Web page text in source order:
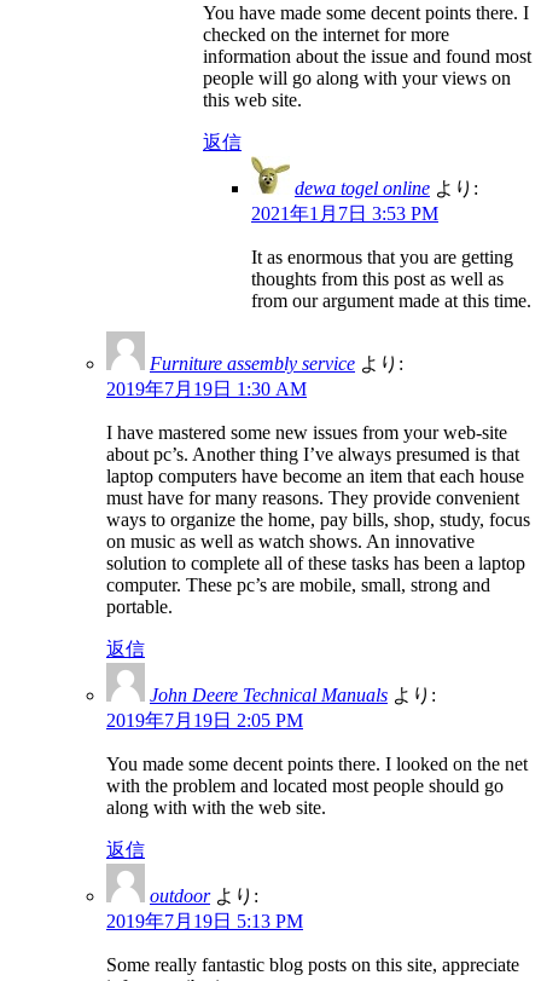
You have made some decent points there. I
checked on the internet for more
information about the issue and found most
people will go along with your views on
this web site.
返信
dewa togel online より:
2021年1月7日 3:53 PM
It as enormous that you are getting
thoughts from this post as well as
from our argument made at this time.
Furniture assembly service より:
2019年7月19日 1:30 AM
I have mastered some new issues from your web-site
about pc’s. Another thing I’ve always presumed is that
laptop computers have become an item that each house
must have for many reasons. They provide convenient
ways to organize the home, pay bills, shop, study, focus
on music as well as watch shows. An innovative
solution to complete all of these tasks has been a laptop
computer. These pc’s are mobile, small, strong and
portable.
返信
John Deere Technical Manuals より:
2019年7月19日 2:05 PM
You made some decent points there. I looked on the net
with the problem and located most people should go
along with with the web site.
返信
outdoor より:
2019年7月19日 5:13 PM
Some really fantastic blog posts on this site, appreciate